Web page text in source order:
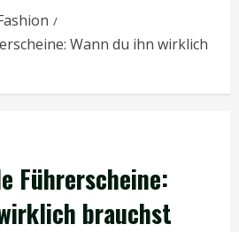
Wann du ihn wirklich
Führerscheine:
brauchst